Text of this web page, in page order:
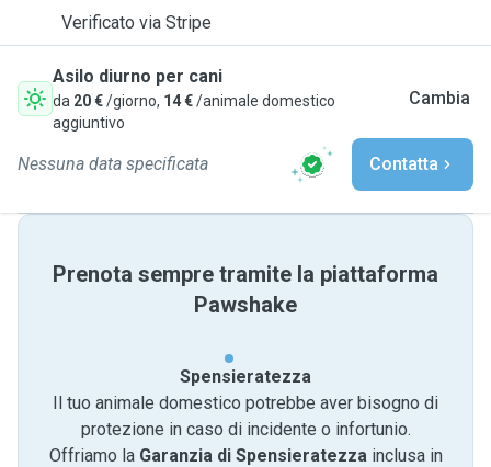
Verificato via Stripe
Asilo diurno per cani
da 20 €/giorno, 14 €/animale domestico
aggiuntivo
Cambia
Nessuna data specificata Contatta
Prenota sempre tramite la piattaforma
Pawshake
Spensieratezza
Il tuo animale domestico potrebbe aver bisogno di
protezione in caso di incidente o infortunio.
Offriamo la Garanzia di Spensieratezzainclusa in